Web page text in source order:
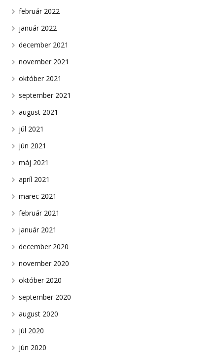
február 2022
január 2022
december 2021
november 2021
október 2021
september 2021
august 2021
júl 2021
jún 2021
máj 2021
apríl 2021
marec 2021
február 2021
január 2021
december 2020
november 2020
október 2020
september 2020
august 2020
júl 2020
jún 2020